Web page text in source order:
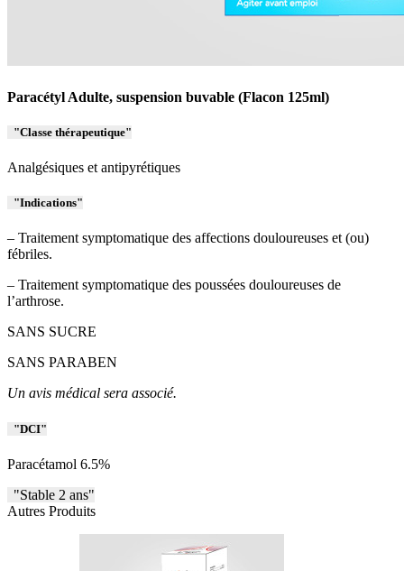
Paracétyl Adulte, suspension buvable (Flacon 125ml)
Classe thérapeutique
Analgésiques et antipyrétiques
Indications
– Traitement symptomatique des affections douloureuses et (ou)
fébriles.
– Traitement symptomatique des poussées douloureuses de
l’arthrose.
SANS SUCRE
SANS PARABEN
Un avis médical sera associé.
DCI
Paracétamol 6.5%
Stable 2 ans
Autres Produits